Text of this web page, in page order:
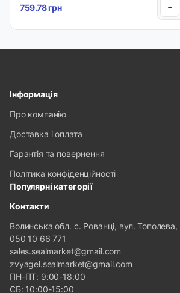
759.78 грн -
Інформація
Про компанію
Доставка і оплата
Гарантія та повернення
Політика конфіденційності
Популярні категорії
Контакти
Волинська обл. с. Рованці, вул.
050 10 66 771
sales.sealmarket@gmail.com
zvyagel.sealmarket@gmail.com
ПН-ПТ: 9:00-18:00
СБ: 10:00-15:00